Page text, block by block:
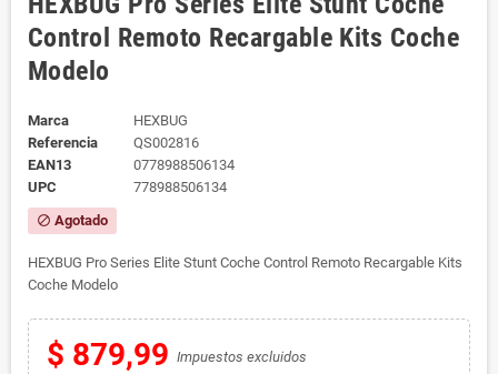
Control Remoto Recargable Kits Coche
Modelo
Marca
HEXBUG
Referencia
QS002816
EAN13
0778988506134
UPC
778988506134
block Agotado
HEXBUG Pro Series Elite Stunt Coche Control Remoto Recargable Kits
Coche Modelo
$ 879,99 Impuestos excluidos